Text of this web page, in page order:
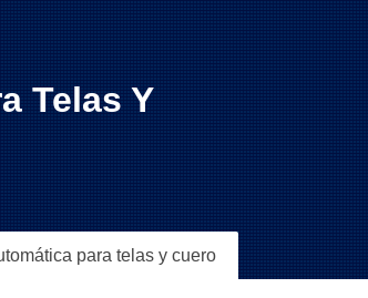
Telas Y
para telas y cuero